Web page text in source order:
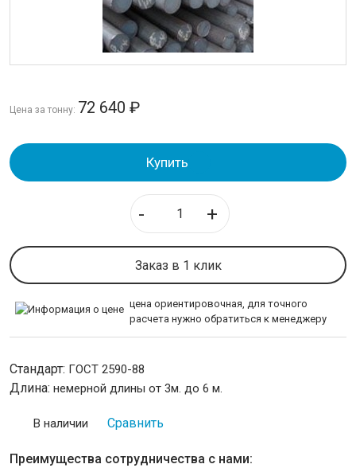
Полоса стальная
ИЗОЛЯЦИЯ СТАЛЬНЫХ ТРУБ
ТРУБОПРОВОДНАЯ АРМАТУРА
КАЛИБРОВАННАЯ СТАЛЬ
СЕТКА
ПРОВОЛОКА
Цена за тонну: 72 640 ₽
Купить
- +
Заказ в 1 клик
цена ориентировочная, для точного
расчета нужно обратиться к менеджеру
Стандарт: ГОСТ 2590-88
Длина: немерной длины от 3м. до 6 м.
В наличии Сравнить
Преимущества сотрудничества с нами: